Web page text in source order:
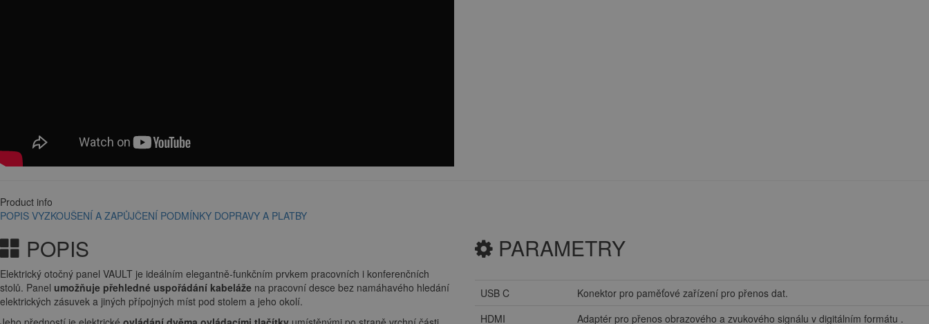
Product info
POPIS VYZKOUŠENÍ A ZAPŮJČENÍ PODMÍNKY DOPRAVY A PLATBY
POPIS
Elektrický otočný panel VAULT je ideálním elegantně-funkčním prvkem pracovních i konferenčních
stolů. Panel umožňuje přehledné uspořádání kabeláže na pracovní desce bez namáhavého hledání
elektrických zásuvek a jiných přípojných míst pod stolem a jeho okolí.
PARAMETRY
USB C
Konektor pro paměťové zařízení pro přenos dat.
HDMI
Adaptér pro přenos obrazového a zvukového signálu v digitálním formátu .